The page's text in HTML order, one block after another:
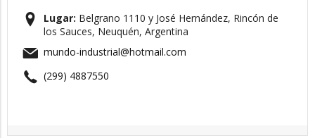
Lugar: Belgrano 1110 y José Hernández, Rincón de
los Sauces, Neuquén, Argentina
mundo-industrial@hotmail.com
(299) 4887550